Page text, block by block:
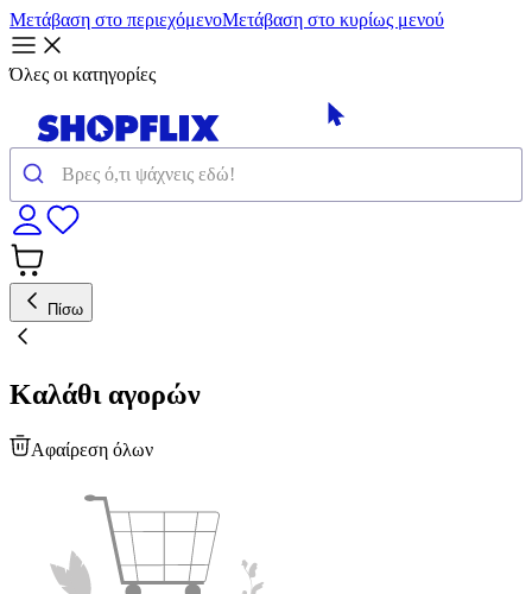
Μετάβαση στο περιεχόμενοΜετάβαση στο κυρίως μενού
Όλες οι κατηγορίες
Πίσω
Καλάθι αγορών
Αφαίρεση όλων